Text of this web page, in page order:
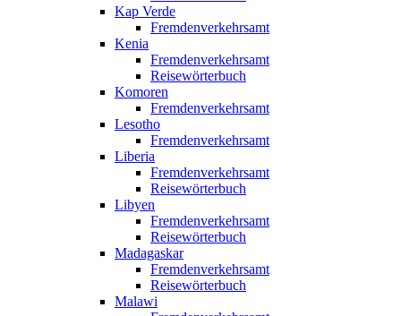
Kap Verde
Fremdenverkehrsamt
Kenia
Fremdenverkehrsamt
Reisewörterbuch
Komoren
Fremdenverkehrsamt
Lesotho
Fremdenverkehrsamt
Liberia
Fremdenverkehrsamt
Reisewörterbuch
Libyen
Fremdenverkehrsamt
Reisewörterbuch
Madagaskar
Fremdenverkehrsamt
Reisewörterbuch
Malawi